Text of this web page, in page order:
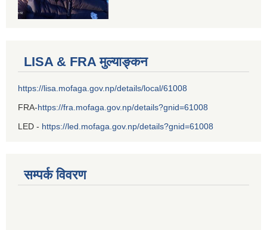
LISA & FRA मुल्याङ्कन
https://lisa.mofaga.gov.np/details/local/61008
FRA-https://fra.mofaga.gov.np/details?gnid=61008
LED - https://led.mofaga.gov.np/details?gnid=61008
सम्पर्क विवरण